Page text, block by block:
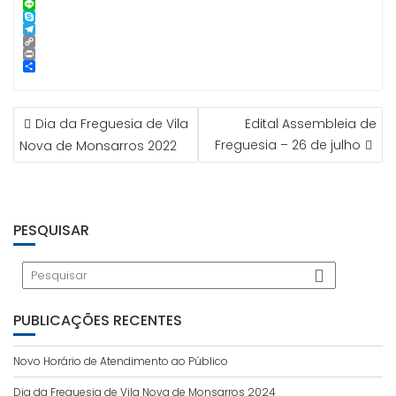
k
rA
p
p
e
n
g
e
r
i
l
a
i
l
i
n
k
e
d
I
P
i
n
t
e
r
L
i
n
e
S
k
y
p
T
e
l
m
C
o
n
k
P
e
NAVEGAÇÃO
DE
ARTIGOS
Dia da Freguesia de Vila
Nova de Monsarros 2022
Edital Assembleia de
Freguesia – 26 de julho
PESQUISAR
PUBLICAÇÕES RECENTES
Novo Horário de Atendimento ao Público
Dia da Freguesia de Vila Nova de Monsarros 2024